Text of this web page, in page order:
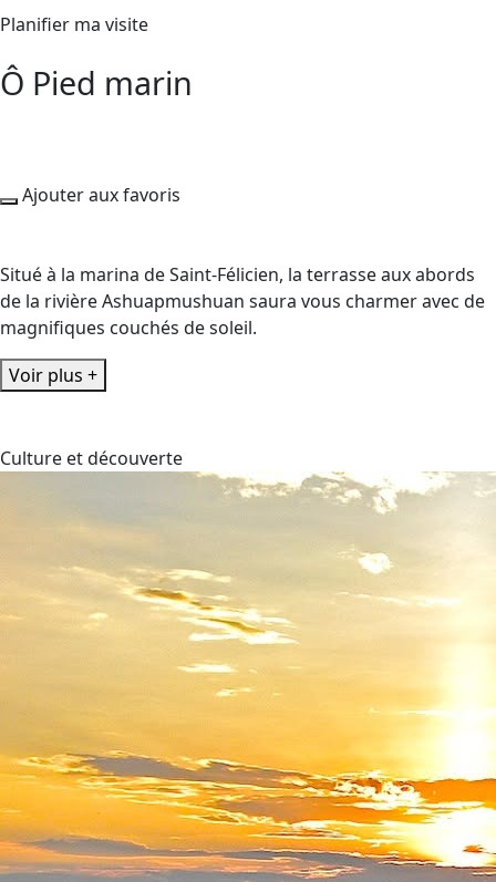
Planifier ma visite
Ô Pied marin
Ajouter aux favoris
Situé à la marina de Saint-Félicien, la terrasse aux abords
de la rivière Ashuapmushuan saura vous charmer avec de
magnifiques couchés de soleil.
Voir plus +
Culture et découverte